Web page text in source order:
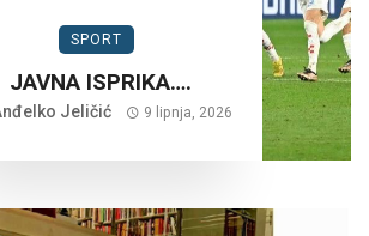
SPORT
JAVNA ISPRIKA….
Jeličić 9 lipnja, 2026